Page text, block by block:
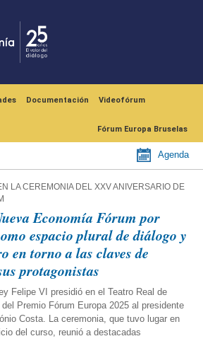
Documentación Videofórum
Fórum Europa Bruselas
Agenda
LA CEREMONIA DEL XXV ANIVERSARIO DE
Economía Fórum por
espacio plural de diálogo y
en torno a las claves de
protagonistas
Felipe VI presidió en el Teatro Real de
Premio Fórum Europa 2025 al presidente
Costa. La ceremonia, que tuvo lugar en
del curso, reunió a destacadas